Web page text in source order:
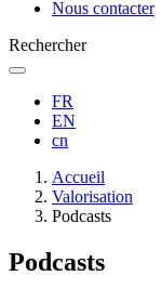
Nous contacter
Rechercher
FR
EN
cn
d'Ariane
Accueil
Valorisation
Podcasts
Podcasts